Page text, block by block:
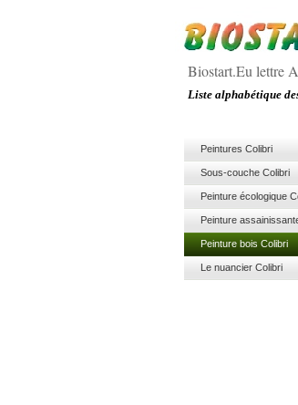
Liste alphabétique
Biostart.Eu lettre A
Sous-
Peinture
Peinture
Peinture
Le